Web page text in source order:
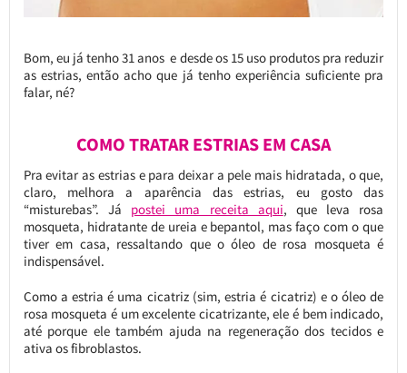
Bom, eu já tenho 31 anos e desde os 15 uso produtos pra reduzir
as estrias, então acho que já tenho experiência suficiente pra
falar, né?
COMO TRATAR ESTRIAS EM CASA
Pra evitar as estrias e para deixar a pele mais hidratada, o que,
claro, melhora a aparência das estrias, eu gosto das
“misturebas”. Já postei uma receita aqui, que leva rosa
mosqueta, hidratante de ureia e bepantol, mas faço com o que
tiver em casa, ressaltando que o óleo de rosa mosqueta é
indispensável.
Como a estria é uma cicatriz (sim, estria é cicatriz) e o óleo de
rosa mosqueta é um excelente cicatrizante, ele é bem indicado,
até porque ele também ajuda na regeneração dos tecidos e
ativa os fibroblastos.